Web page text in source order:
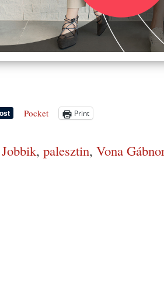
Pocket Print
Jobbik, palesztin, Vona